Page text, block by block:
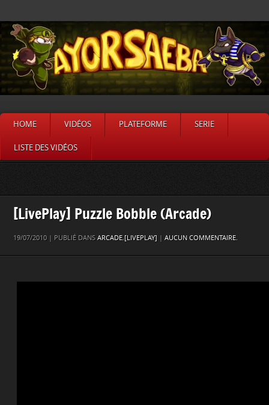
HOME VIDÉOS PLATEFORME SERIE
LISTE DES VIDÉOS
[LivePlay] Puzzle Bobble (Arcade)
19/07/2010 | PUBLIÉ DANS ARCADE,[LIVEPLAY] AUCUN COMMENTAIRE.